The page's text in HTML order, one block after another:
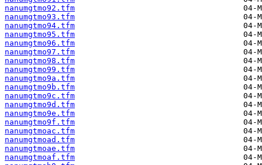
nanumgtmo92.tfm
nanumgtmo93.tfm
nanumgtmo94.tfm
nanumgtmo95.tfm
nanumgtmo96.tfm
nanumgtmo97.tfm
nanumgtmo98.tfm
nanumgtmo99.tfm
nanumgtmo9a.tfm
nanumgtmo9b.tfm
nanumgtmo9c.tfm
nanumgtmo9d.tfm
nanumgtmo9e.tfm
nanumgtmo9f.tfm
nanumgtmoac.tfm
nanumgtmoad.tfm
nanumgtmoae.tfm
nanumgtmoaf.tfm